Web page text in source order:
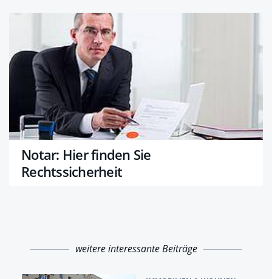
Notar: Hier finden Sie
Rechtssicherheit
weitere interessante Beiträge